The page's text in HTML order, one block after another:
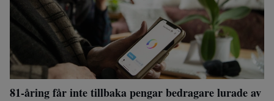
81-åring får inte tillbaka pengar bedragare lurade av